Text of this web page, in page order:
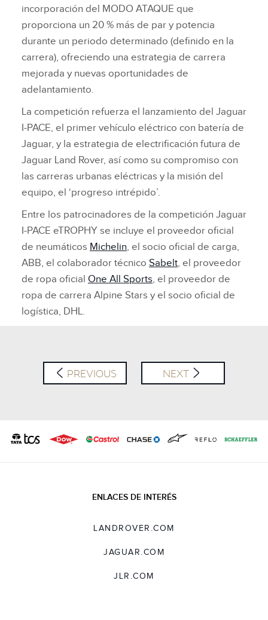
incorporación del MODO ATAQUE que
proporciona un 20 % más de par y potencia
durante un periodo determinado (definido en la
carrera), ofreciendo una estrategia de carrera
mejorada y nuevas oportunidades de
adelantamiento.
La competición refuerza el lanzamiento del Jaguar
I‑PACE, el primer vehículo eléctrico con batería de
Jaguar, y la estrategia de electrificación futura de
Jaguar Land Rover, así como su compromiso con
las carreras urbanas eléctricas y la misión del
equipo, el ‘progreso intrépido’.
Entre los patrocinadores de la competición Jaguar
I‑PACE eTROPHY se incluye el proveedor oficial
de neumáticos Michelin, el socio oficial de carga,
ABB, el colaborador técnico Sabelt, el proveedor
de ropa oficial One All Sports, el proveedor de
ropa de carrera Alpine Stars y el socio oficial de
logística, DHL.
PREVIOUS NEXT
ENLACES DE INTERÉS
LANDROVER.COM
JAGUAR.COM
JLR.COM